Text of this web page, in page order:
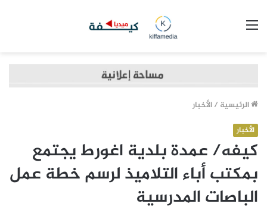
الرئيسية /الأخبار
الأخبار
كيفه/ عمدة بلدية اغورط يجتمع
بمكتب أباء التلاميذ لرسم خطة عمل
الباصات المدرسية